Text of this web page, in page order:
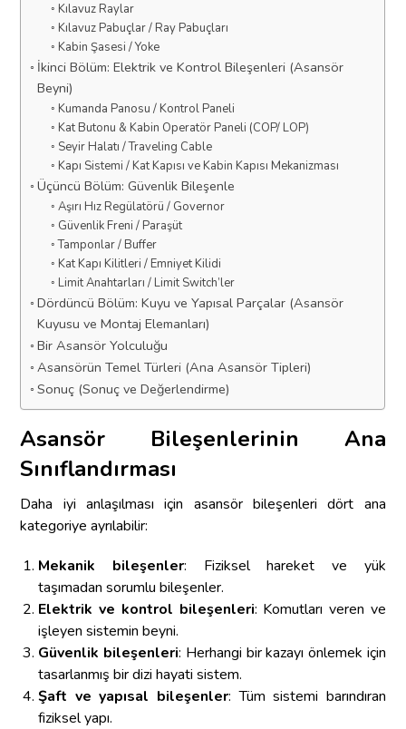
Kılavuz Raylar
Kılavuz Pabuçlar / Ray Pabuçları
Kabin Şasesi / Yoke
İkinci Bölüm: Elektrik ve Kontrol Bileşenleri (Asansör
Beyni)
Kumanda Panosu / Kontrol Paneli
Kat Butonu & Kabin Operatör Paneli (COP/ LOP)
Seyir Halatı / Traveling Cable
Kapı Sistemi / Kat Kapısı ve Kabin Kapısı Mekanizması
Üçüncü Bölüm: Güvenlik Bileşenle
Aşırı Hız Regülatörü / Governor
Güvenlik Freni / Paraşüt
Tamponlar / Buffer
Kat Kapı Kilitleri / Emniyet Kilidi
Limit Anahtarları / Limit Switch’ler
Dördüncü Bölüm: Kuyu ve Yapısal Parçalar (Asansör
Kuyusu ve Montaj Elemanları)
Bir Asansör Yolculuğu
Asansörün Temel Türleri (Ana Asansör Tipleri)
Sonuç (Sonuç ve Değerlendirme)
Asansör Bileşenlerinin Ana
Sınıflandırması
Daha iyi anlaşılması için asansör bileşenleri dört ana
kategoriye ayrılabilir:
Mekanik bileşenler: Fiziksel hareket ve yük
taşımadan sorumlu bileşenler.
Elektrik ve kontrol bileşenleri: Komutları veren ve
işleyen sistemin beyni.
Güvenlik bileşenleri: Herhangi bir kazayı önlemek için
tasarlanmış bir dizi hayati sistem.
Şaft ve yapısal bileşenler: Tüm sistemi barındıran
fiziksel yapı.